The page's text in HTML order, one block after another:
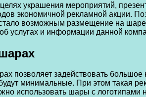
украшения мероприятий,
экономичной рекламной акции.
возможным размещение на
услугах и информации данной
позволяет задействовать
минимальные. При этом такая
использовать шары с логотипами